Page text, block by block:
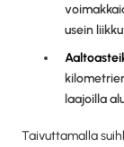
usein
laajoilla
Taivuttamalla